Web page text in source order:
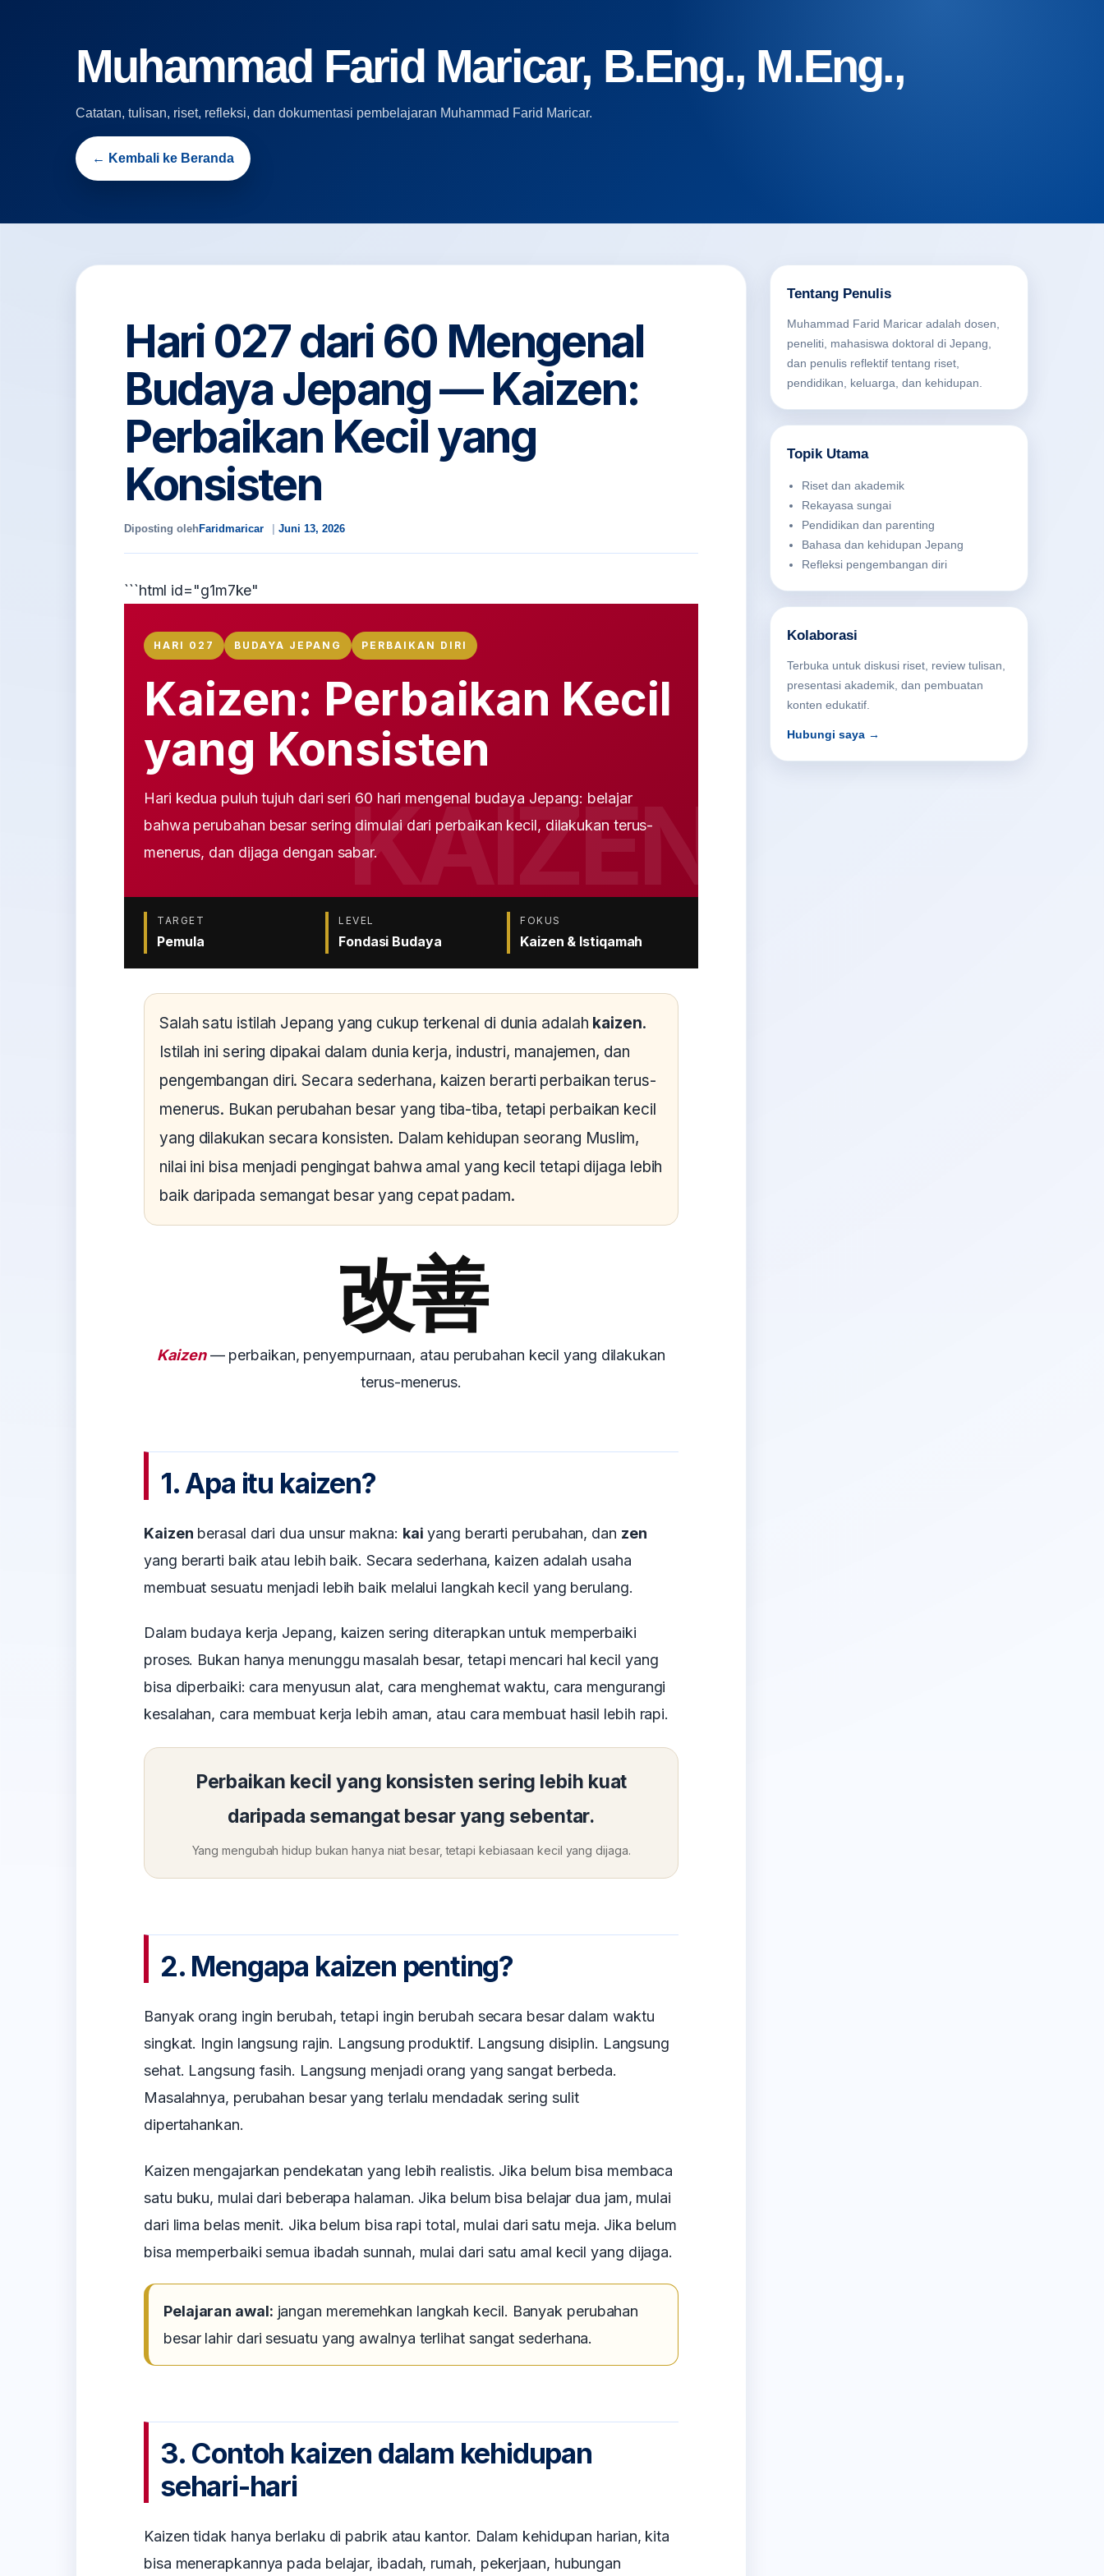
Muhammad Farid Maricar, B.Eng., M.Eng.,
Catatan, tulisan, riset, refleksi, dan dokumentasi pembelajaran Muhammad Farid Maricar.
← Kembali ke Beranda
Hari 027 dari 60 Mengenal
Budaya Jepang — Kaizen:
Perbaikan Kecil yang
Konsisten
Diposting oleh Faridmaricar Juni 13, 2026
```html id="g1m7ke"
HARI 027 BUDAYA JEPANG PERBAIKAN DIRI
Kaizen: Perbaikan Kecil
yang Konsisten
Hari kedua puluh tujuh dari seri 60 hari mengenal budaya Jepang: belajar
bahwa perubahan besar sering dimulai dari perbaikan kecil, dilakukan terus-
menerus, dan dijaga dengan sabar.
TARGET
Pemula
LEVEL
Fondasi Budaya
FOKUS
Kaizen & Istiqamah
Salah satu istilah Jepang yang cukup terkenal di dunia adalah kaizen.
Istilah ini sering dipakai dalam dunia kerja, industri, manajemen, dan
pengembangan diri. Secara sederhana, kaizen berarti perbaikan terus-
menerus. Bukan perubahan besar yang tiba-tiba, tetapi perbaikan kecil
yang dilakukan secara konsisten. Dalam kehidupan seorang Muslim,
nilai ini bisa menjadi pengingat bahwa amal yang kecil tetapi dijaga lebih
baik daripada semangat besar yang cepat padam.
改善
Kaizen— perbaikan, penyempurnaan, atau perubahan kecil yang dilakukan
terus-menerus.
1. Apa itu kaizen?
Kaizen berasal dari dua unsur makna: kai yang berarti perubahan, dan zen
yang berarti baik atau lebih baik. Secara sederhana, kaizen adalah usaha
membuat sesuatu menjadi lebih baik melalui langkah kecil yang berulang.
Dalam budaya kerja Jepang, kaizen sering diterapkan untuk memperbaiki
proses. Bukan hanya menunggu masalah besar, tetapi mencari hal kecil yang
bisa diperbaiki: cara menyusun alat, cara menghemat waktu, cara mengurangi
kesalahan, cara membuat kerja lebih aman, atau cara membuat hasil lebih rapi.
Perbaikan kecil yang konsisten sering lebih kuat
daripada semangat besar yang sebentar.
Yang mengubah hidup bukan hanya niat besar, tetapi kebiasaan kecil yang dijaga.
2. Mengapa kaizen penting?
Banyak orang ingin berubah, tetapi ingin berubah secara besar dalam waktu
singkat. Ingin langsung rajin. Langsung produktif. Langsung disiplin. Langsung
sehat. Langsung fasih. Langsung menjadi orang yang sangat berbeda.
Masalahnya, perubahan besar yang terlalu mendadak sering sulit
dipertahankan.
Kaizen mengajarkan pendekatan yang lebih realistis. Jika belum bisa membaca
satu buku, mulai dari beberapa halaman. Jika belum bisa belajar dua jam, mulai
dari lima belas menit. Jika belum bisa rapi total, mulai dari satu meja. Jika belum
bisa memperbaiki semua ibadah sunnah, mulai dari satu amal kecil yang dijaga.
Pelajaran awal: jangan meremehkan langkah kecil. Banyak perubahan
besar lahir dari sesuatu yang awalnya terlihat sangat sederhana.
3. Contoh kaizen dalam kehidupan
sehari-hari
Kaizen tidak hanya berlaku di pabrik atau kantor. Dalam kehidupan harian, kita
bisa menerapkannya pada belajar, ibadah, rumah, pekerjaan, hubungan
Tentang Penulis
Muhammad Farid Maricar adalah dosen,
peneliti, mahasiswa doktoral di Jepang,
dan penulis reflektif tentang riset,
pendidikan, keluarga, dan kehidupan.
Topik Utama
Riset dan akademik
Rekayasa sungai
Pendidikan dan parenting
Bahasa dan kehidupan Jepang
Refleksi pengembangan diri
Kolaborasi
Terbuka untuk diskusi riset, review tulisan,
presentasi akademik, dan pembuatan
konten edukatif.
Hubungi saya →